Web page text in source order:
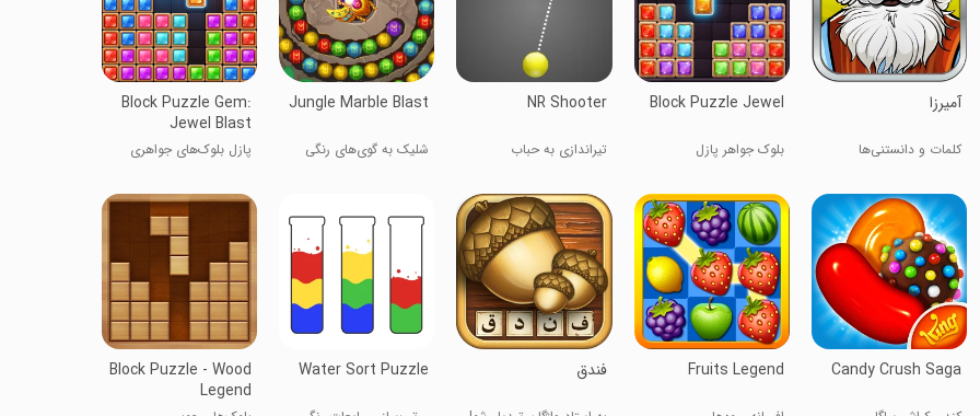
‏‏آمیرزا
کلمات و دانستنی‌ها
Block Puzzle Jewel
بلوک جواهر پازل
NR Shooter
تیراندازی به حباب
Jungle Marble Blast
شلیک به گوی‌های رنگی
Block Puzzle Gem:
Jewel Blast
پازل بلوک‌های جواهری
Candy Crush Saga
Fruits Legend ‏‏فندق Water Sort Puzzle
Block Puzzle - Wood
Legend